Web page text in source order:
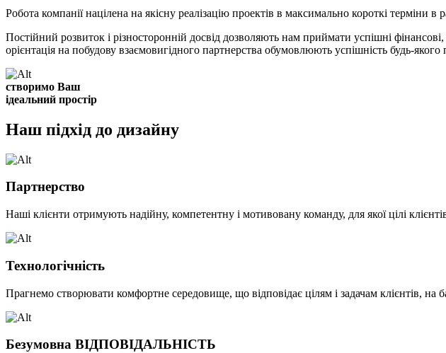
Робота компанії націлена на якісну реалізацію проектів в максимально короткі терміни
Постійний розвиток і різносторонній досвід дозволяють нам приймати успішні
орієнтація на побудову взаємовигідного партнерства обумовлюють успішність будь-якого
створимо Ваш
ідеальний простір
Наш підхід до дизайну
Партнерство
Наші клієнти отримують надійну, компетентну і мотивовану команду, для якої цілі
Технологічність
Прагнемо створювати комфортне середовище, що відповідає цілям і задачам клієнтів, на
Безумовна ВІДПОВІДАЛЬНІСТЬ